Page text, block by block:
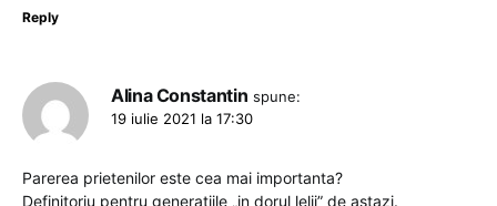
Reply
Alina Constantin spune:
19 iulie 2021 la 17:30
Parerea prietenilor este cea mai importanta?
Definitoriu pentru generatiile „in dorul lelii” de astazi.